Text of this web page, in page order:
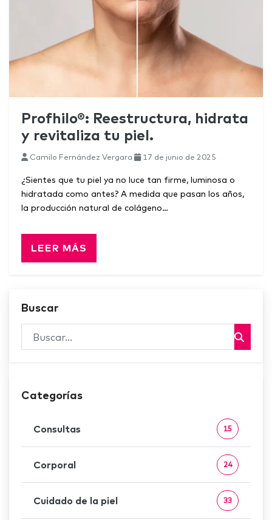
Profhilo®: Reestructura, hidrata
y revitaliza tu piel.
Camilo Fernández Vergara 17 de junio de 2025
¿Sientes que tu piel ya no luce tan firme, luminosa o
hidratada como antes? A medida que pasan los años,
la producción natural de colágeno…
LEER MÁS
Buscar
Categorías
Consultas 15
Corporal 24
Cuidado de la piel 33